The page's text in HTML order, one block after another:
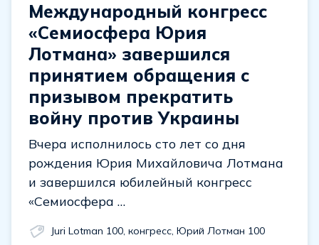
Международный конгресс
«Семиосфера Юрия
Лотмана» завершился
принятием обращения с
призывом прекратить
войну против Украины
Вчера исполнилось сто лет со дня
рождения Юрия Михайловича Лотмана
и завершился юбилейный конгресс
«Семиосфера …
Juri Lotman 100, конгресс, Юрий Лотман 100